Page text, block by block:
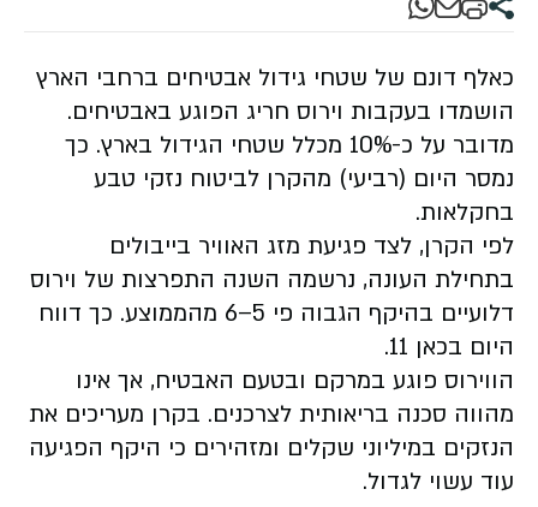
כאלף דונם של שטחי גידול אבטיחים ברחבי הארץ
הושמדו בעקבות וירוס חריג הפוגע באבטיחים.
מדובר על כ-10% מכלל שטחי הגידול בארץ. כך
נמסר היום (רביעי) מהקרן לביטוח נזקי טבע
בחקלאות.
לפי הקרן, לצד פגיעת מזג האוויר בייבולים
בתחילת העונה, נרשמה השנה התפרצות של וירוס
דלועיים בהיקף הגבוה פי 5–6 מהממוצע. כך דווח
היום בכאן 11.
הווירוס פוגע במרקם ובטעם האבטיח, אך אינו
מהווה סכנה בריאותית לצרכנים. בקרן מעריכים את
הנזקים במיליוני שקלים ומזהירים כי היקף הפגיעה
עוד עשוי לגדול.